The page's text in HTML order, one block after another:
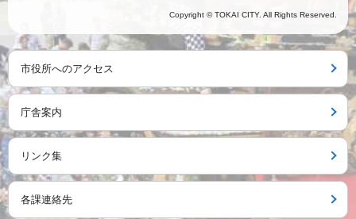
Copyright © TOKAI CITY. All Rights Reserved.
市役所へのアクセス
庁舎案内
リンク集
各課連絡先